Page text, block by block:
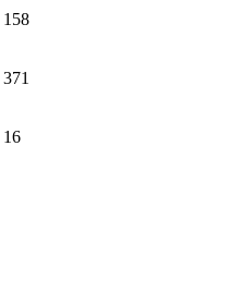
158
371
16